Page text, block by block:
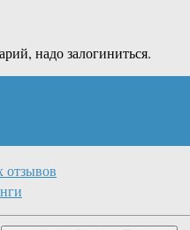
надо залогиниться.
отзывов